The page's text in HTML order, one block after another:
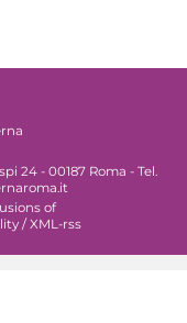
24 - 00187 Roma - Tel.
of
/ XML-rss